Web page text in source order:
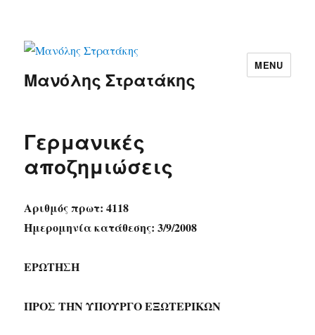
Μανόλης Στρατάκης
MENU
Γερμανικές
αποζημιώσεις
Αριθμός πρωτ: 4118
Ημερομηνία κατάθεσης: 3/9/2008
ΕΡΩΤΗΣΗ
ΠΡΟΣ ΤΗΝ ΥΠΟΥΡΓΟ ΕΞΩΤΕΡΙΚΩΝ